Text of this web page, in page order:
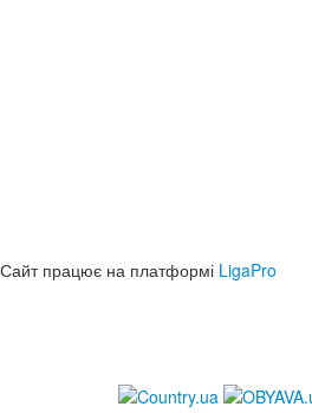
Сайт працює на платформі LigaPro